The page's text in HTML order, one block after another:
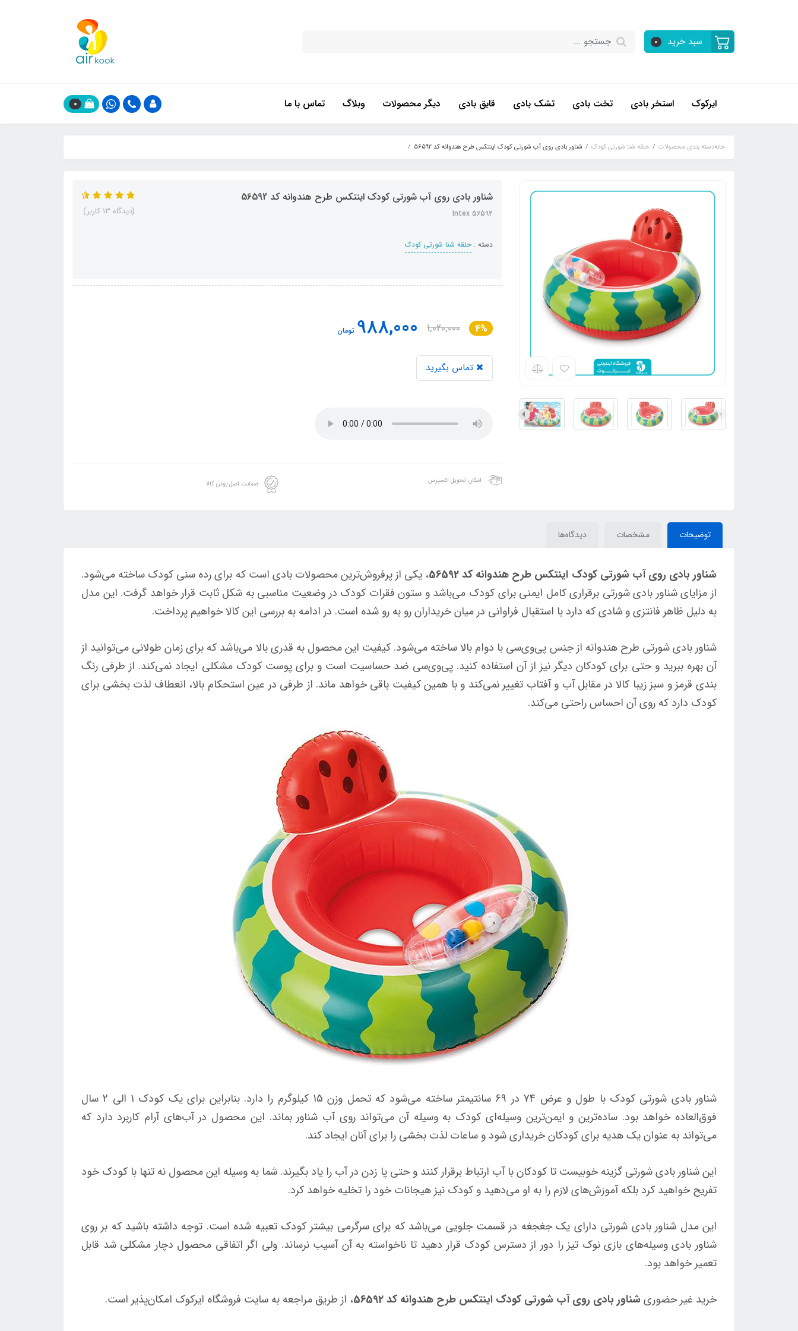
سبد خرید 0
ایرکوک استخر بادی تخت بادی تشک بادی قایق بادی دیگر محصولات وبلاگ تماس با ما 0
خانهدسته بندی محصولات حلقه شنا شورتی کودک شناور بادی روی آب شورتی کودک اینتکس طرح هندوانه کد 56592
شناور بادی روی آب شورتی کودک اینتکس طرح هندوانه کد 56592
Intex 56592
دسته : حلقه شنا شورتی کودک
(دیدگاه 13 کاربر)
4%
1,020,000
988,000 تومان
تماس بگیرید
امکان تحویل اکسپرس ضمانت اصل بودن کالا
توضیحات مشخصات دیدگاه‌ها
شناور بادی روی آب شورتی کودک اینتکس طرح هندوانه کد 56592
، یکی از پرفروش‌ترین محصولات بادی است که برای رده سنی کودک ساخته می‌شود.
از مزایای شناور بادی شورتی برقراری کامل ایمنی برای کودک می‌باشد و ستون فقرات کودک در وضعیت مناسبی به شکل ثابت قرار خواهد گرفت. این مدل
به دلیل ظاهر فانتزی و شادی که دارد با استقبال فراوانی در میان خریداران رو به رو شده است. در ادامه به بررسی این کالا خواهیم پرداخت.
شناور بادی شورتی طرح هندوانه از جنس پی‌وی‌سی با دوام بالا ساخته می‌شود. کیفیت این محصول به قدری بالا می‌باشد که برای زمان طولانی می‌توانید از
آن بهره ببرید و حتی برای کودکان دیگر نیز از آن استفاده کنید. پی‌وی‌سی ضد حساسیت است و برای پوست کودک مشکلی ایجاد نمی‌کند. از طرفی رنگ
بندی قرمز و سبز زیبا کالا در مقابل آب و آفتاب تغییر نمی‌کند و با همین کیفیت باقی خواهد ماند. از طرفی در عین استحکام بالا، انعطاف لذت بخشی برای
کودک دارد که روی آن احساس راحتی ‌می‌کند.
شناور بادی شورتی کودک با طول و عرض 74 در 69 سانتیمتر ساخته می‌شود که تحمل وزن 15 کیلوگرم را دارد. بنابراین برای یک کودک 1 الی 2 سال
فوق‌العاده خواهد بود. ساده‌ترین و ایمن‌ترین وسیله‌ای کودک به وسیله آن می‌تواند روی آب شناور بماند. این محصول در آب‌های آرام کاربرد دارد که
می‌تواند به عنوان یک هدیه برای کودکان خریداری شود و ساعات لذت بخشی را برای آنان ایجاد کند.
این شناور بادی شورتی گزینه خوبیست تا کودکان با آب ارتباط برقرار کنند و حتی پا زدن در آب را یاد بگیرند. شما به وسیله این محصول نه تنها با کودک خود
تفریح خواهید کرد بلکه آموزش‌های لازم را به او می‌دهید و کودک نیز هیجانات خود را تخلیه خواهد کرد.
این مدل شناور بادی شورتی دارای یک جغجغه در قسمت جلویی می‌باشد که برای سرگرمی بیشتر کودک تعبیه شده است. توجه داشته باشید که بر روی
شناور بادی وسیله‌های بازی نوک تیز را دور از دسترس کودک قرار دهید تا ناخواسته به آن آسیب نرساند. ولی اگر اتفاقی محصول دچار مشکلی شد قابل
تعمیر خواهد بود.
خرید غیر حضوری شناور بادی روی آب شورتی کودک اینتکس طرح هندوانه کد 56592 ، از طریق مراجعه به سایت فروشگاه ایرکوک امکان‌پذیر است.